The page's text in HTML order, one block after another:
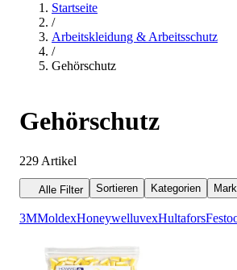
Startseite
/
Arbeitskleidung & Arbeitsschutz
/
Gehörschutz
Gehörschutz
229 Artikel
Alle Filter Sortieren Kategorien
3MMoldexHoneywelluvexHultafors